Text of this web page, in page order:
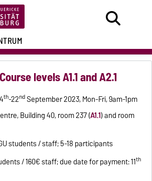
levels A1.1 and A2.1
4th-22ndSeptember 2023, Mon-Fri, 9am-1pm
Building 40, room 237 (A1.1)and room
students / staff; 5-18 participants
/ 160€ staff; due date for payment: 11th